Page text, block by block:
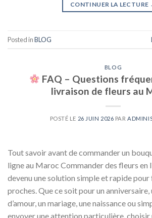
CONTINUER LA LECTURE
Posted inBLOG
BLOG
FAQ – Questions
livraison de fleurs au
POSTÉ LE 26 JUIN 2026 PAR
Tout savoir avant de commander un
ligne au Maroc Commander des fleurs en
devenu une solution simple et rapide pour
proches. Que ce soit pour un
d’amour, un mariage, une naissance ou
envoyer une attention particulière, choisir